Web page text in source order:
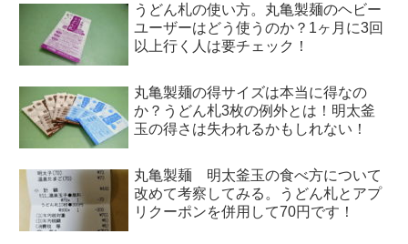
うどん札の使い方。丸亀製麺のヘビー
ユーザーはどう使うのか？1ヶ月に3回
以上行く人は要チェック！
丸亀製麺の得サイズは本当に得なの
か？うどん札3枚の例外とは！明太釜
玉の得さは失われるかもしれない！
丸亀製麺 明太釜玉の食べ方について
改めて考察してみる。うどん札とアプ
リクーポンを併用して70円です！